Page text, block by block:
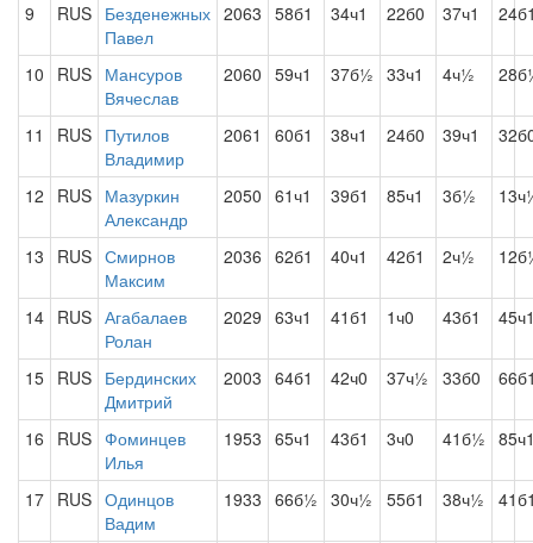
9 RUS Безденежных
Павел
2063 58б1 34ч1 22б0 37ч1
10 RUS Мансуров
Вячеслав
2060 59ч1 37б½ 33ч1 4ч½
11 RUS Путилов
Владимир
2061 60б1 38ч1 24б0 39ч1
12 RUS Мазуркин
Александр
2050 61ч1 39б1 85ч1 3б½
13 RUS Смирнов
Максим
2036 62б1 40ч1 42б1 2ч½
14 RUS Агабалаев
Ролан
2029 63ч1 41б1 1ч0 43б1
15 RUS Бердинских
Дмитрий
2003 64б1 42ч0 37ч½ 33б0
16 RUS Фоминцев
Илья
1953 65ч1 43б1 3ч0 41б½
17 RUS Одинцов
Вадим
1933 66б½ 30ч½ 55б1 38ч½